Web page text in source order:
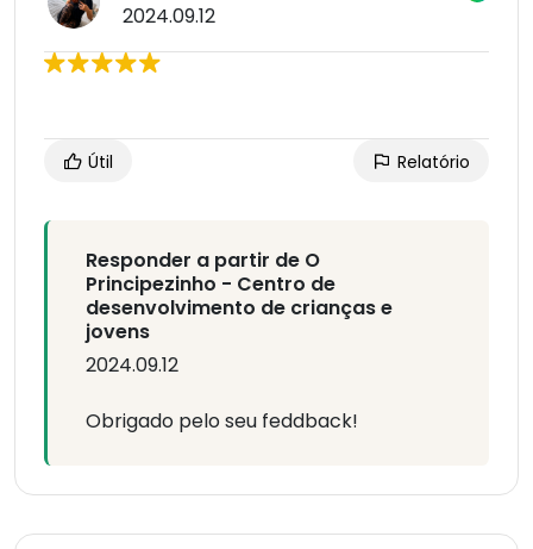
2024.09.12
Útil Relatório
Responder a partir de O
Principezinho - Centro de
desenvolvimento de crianças e
jovens
2024.09.12
Obrigado pelo seu feddback!